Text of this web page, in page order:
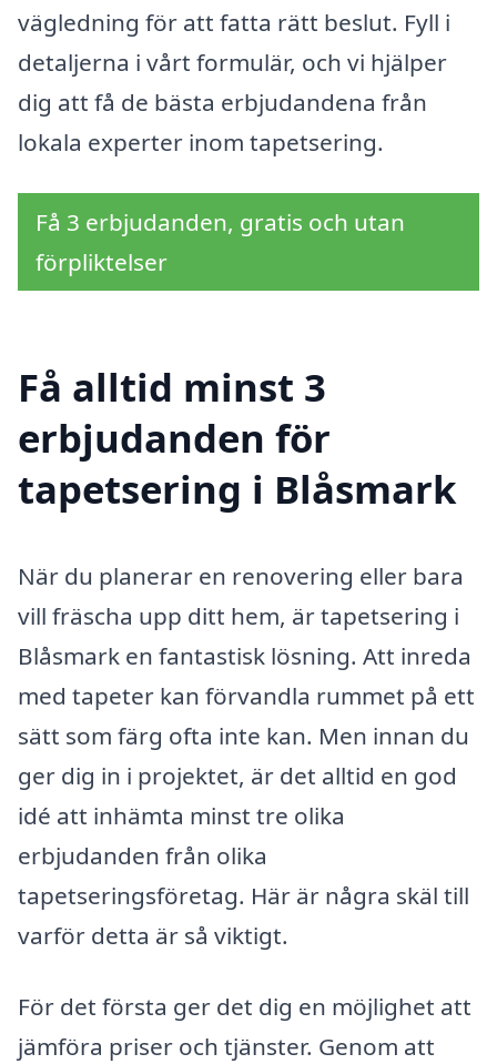
vägledning för att fatta rätt beslut. Fyll i
detaljerna i vårt formulär, och vi hjälper
dig att få de bästa erbjudandena från
lokala experter inom tapetsering.
Få 3 erbjudanden, gratis och utan
förpliktelser
Få alltid minst 3
erbjudanden för
tapetsering i Blåsmark
När du planerar en renovering eller bara
vill fräscha upp ditt hem, är tapetsering i
Blåsmark en fantastisk lösning. Att inreda
med tapeter kan förvandla rummet på ett
sätt som färg ofta inte kan. Men innan du
ger dig in i projektet, är det alltid en god
idé att inhämta minst tre olika
erbjudanden från olika
tapetseringsföretag. Här är några skäl till
varför detta är så viktigt.
För det första ger det dig en möjlighet att
jämföra priser och tjänster. Genom att